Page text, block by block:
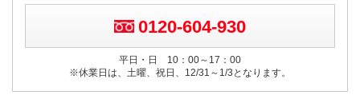
0120-604-930
平日・日 10：00～17：00
※休業日は、土曜、祝日、12/31～1/3となります。